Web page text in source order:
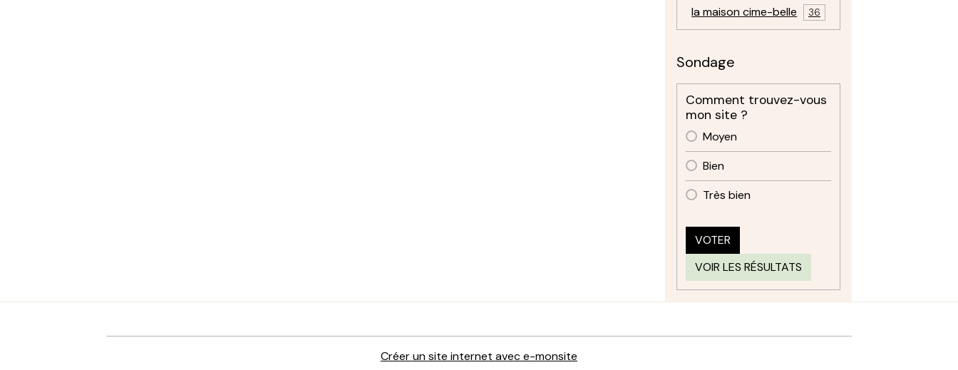
la maison cime-belle 36
Sondage
Comment trouvez-vous
mon site ?
Moyen
Bien
Très bien
VOTER
VOIR LES RÉSULTATS
Créer un site internet avec e-monsite